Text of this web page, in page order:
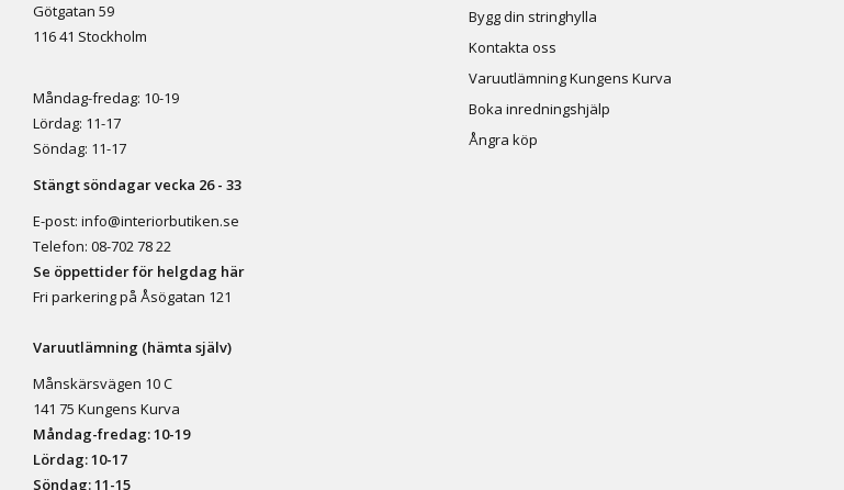
Götgatan 59
116 41 Stockholm
Måndag-fredag: 10-19
Lördag: 11-17
Söndag: 11-17
Stängt söndagar vecka 26 - 33
E-post: info@interiorbutiken.se
Telefon: 08-702 78 22
Se öppettider för helgdag här
Fri parkering på Åsögatan 121
Varuutlämning (hämta själv)
Månskärsvägen 10 C
141 75 Kungens Kurva
Måndag-fredag: 10-19
Lördag: 10-17
Söndag: 11-15
Bygg din stringhylla
Kontakta oss
Varuutlämning Kungens Kurva
Boka inredningshjälp
Ångra köp